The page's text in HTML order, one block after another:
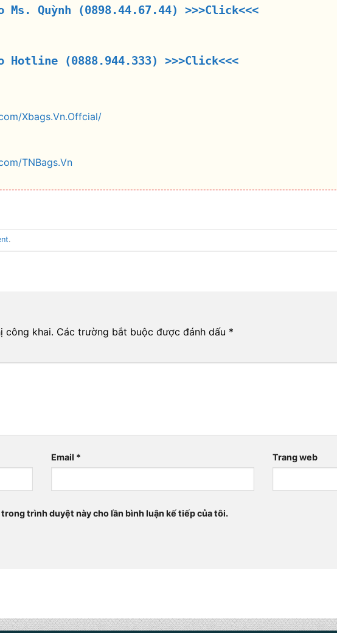
Ms. Quỳnh (0898.44.67.44) >>>Click<<<
Hotline (0888.944.333) >>>Click<<<
Xbags.Vn.Offcial/
TNBags.Vn
.
công khai. Các trường bắt buộc được đánh dấu *
Email * Trang web
trình duyệt này cho lần bình luận kế tiếp của tôi.